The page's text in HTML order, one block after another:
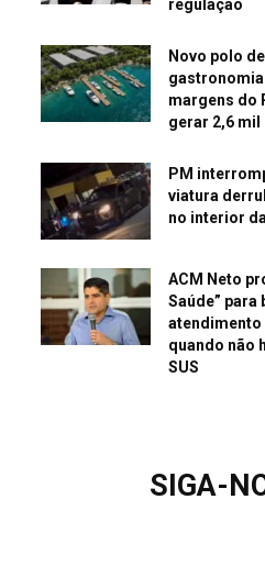
regulação
Novo polo
margens do
gerar 2,6
PM
viatura
no interior
ACM Neto
Saúde” para
atendimento
quando não
SUS
SIGA-